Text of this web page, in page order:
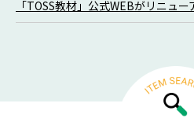
「TOSS教材」公式WEBがリニュ